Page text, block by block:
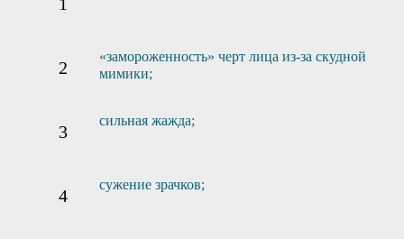
«замороженность» черт лица из-за скудной
мимики;
сильная жажда;
сужение зрачков;